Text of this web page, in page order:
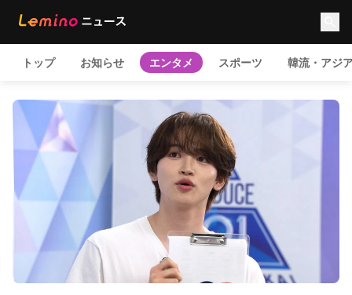
トップ お知らせ エンタメ スポーツ 韓流・アジ